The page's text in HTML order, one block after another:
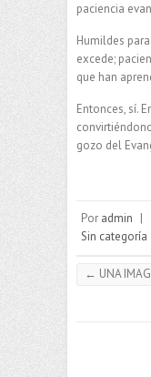
paciencia
Humildes
excede;
que han
Entonces, sí.
gozo del
Por admin |
Sin categoría
← UNA